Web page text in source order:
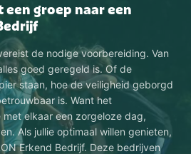
een groep naar een
de nodige voorbereiding. Van
goed geregeld is. Of de
staan, hoe de veiligheid geborgd
is. Want het
elkaar een zorgeloze dag,
Als jullie optimaal willen genieten,
Erkend Bedrijf. Deze bedrijven